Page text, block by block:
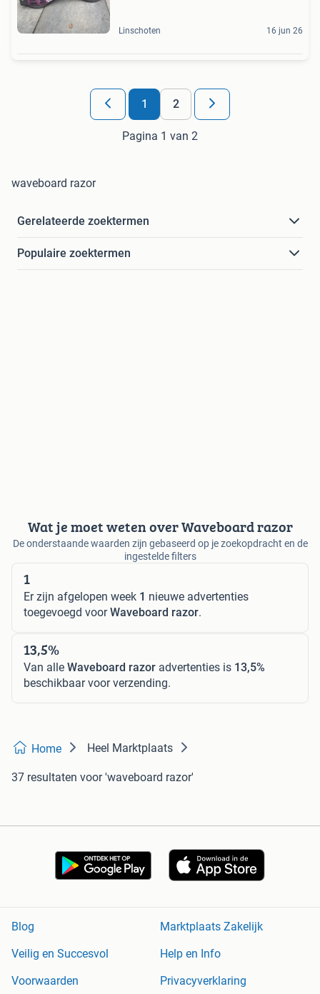
Linschoten 16 jun 26
1 2
Pagina 1 van 2
waveboard razor
Gerelateerde zoektermen
Populaire zoektermen
Wat je moet weten over Waveboard razor
De onderstaande waarden zijn gebaseerd op je zoekopdracht en de
ingestelde filters
1
Er zijn afgelopen week 1 nieuwe advertenties
toegevoegd voorWaveboard razor.
13,5%
Van alle Waveboard razor advertenties is 13,5%
beschikbaar voor verzending.
Home Heel Marktplaats
37 resultaten voor 'waveboard razor'
Blog
Marktplaats Zakelijk
Veilig en Succesvol
Help en Info
Voorwaarden
Privacyverklaring